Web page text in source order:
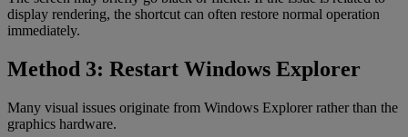
display rendering, the shortcut can often restore normal operation
immediately.
Method 3: Restart Windows Explorer
Many visual issues originate from Windows Explorer rather than the
graphics hardware.